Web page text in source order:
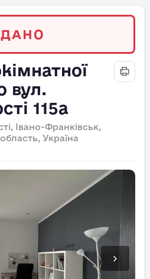
вул.
115а
Івано-Франківськ,
Україна